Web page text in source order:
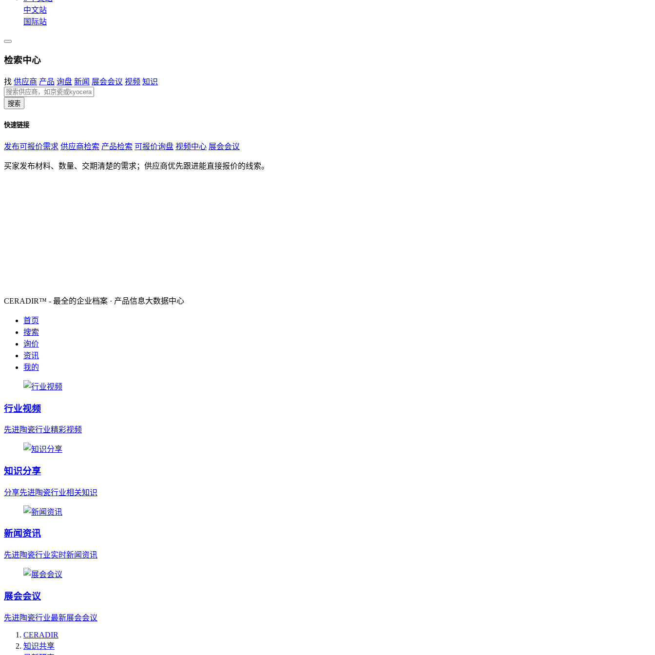
中文站
国际站
检索中心
找 供应商 产品 询盘 新闻 展会会议 视频 知识
搜索
快速链接
发布可报价需求 供应商检索 产品检索 可报价询盘 视频中心 展会会议
买家发布材料、数量、交期清楚的需求；供应商优先跟进能直接报价的线索。
CERADIR™ - 最全的企业档案 · 产品信息大数据中心
首页
搜索
询价
资讯
我的
行业视频
先进陶瓷行业精彩视频
知识分享
分享先进陶瓷行业相关知识
新闻资讯
先进陶瓷行业实时新闻资讯
展会会议
先进陶瓷行业最新展会会议
CERADIR
知识共享